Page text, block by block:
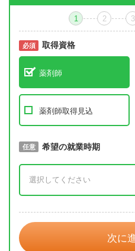
1 2 3
必須 取得資格
薬剤師
薬剤師取得見込
必須 取得予定年
任意 希望の就業時期
次に